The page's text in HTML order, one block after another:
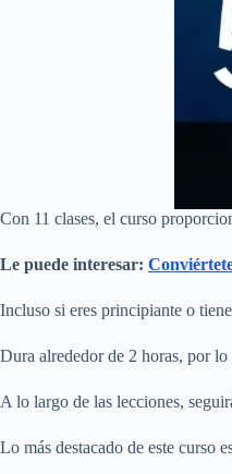
Con 11 clases, el curso
Le puede interesar:
Incluso si eres principiante o
Dura alrededor de 2 horas, por
A lo largo de las lecciones,
Lo más destacado de este curso